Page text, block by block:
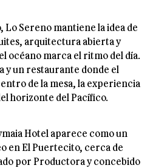
Sereno mantiene la idea de
arquitectura abierta y
océano marca el ritmo del día.
y un restaurante donde el
de la mesa, la experiencia
horizonte del Pacífico.
Hotel aparece como un
en El Puertecito, cerca de
por Productora y concebido